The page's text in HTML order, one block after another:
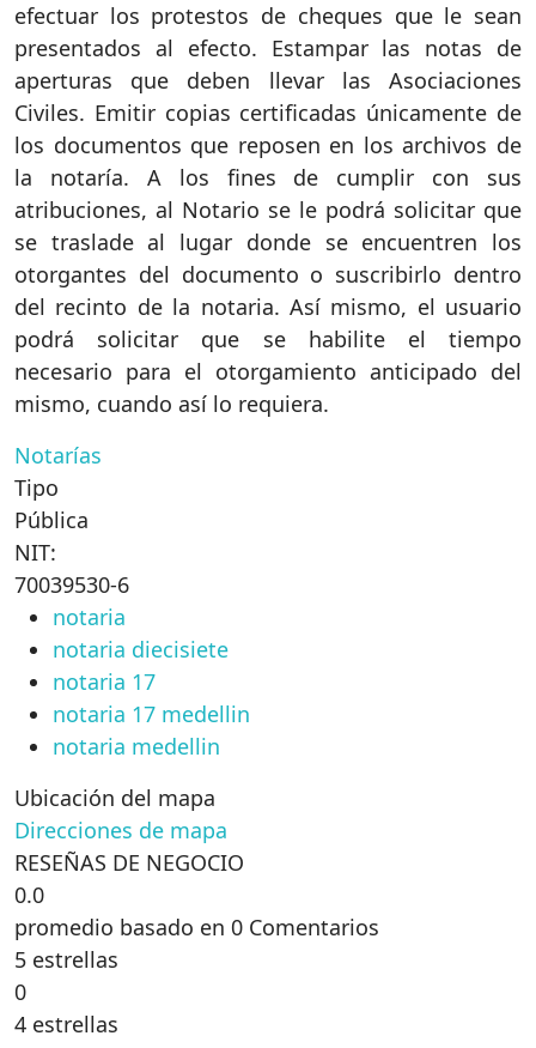
efectuar los protestos de cheques que le sean
presentados al efecto. Estampar las notas de
aperturas que deben llevar las Asociaciones
Civiles. Emitir copias certificadas únicamente de
los documentos que reposen en los archivos de
la notaría. A los fines de cumplir con sus
atribuciones, al Notario se le podrá solicitar que
se traslade al lugar donde se encuentren los
otorgantes del documento o suscribirlo dentro
del recinto de la notaria. Así mismo, el usuario
podrá solicitar que se habilite el tiempo
necesario para el otorgamiento anticipado del
mismo, cuando así lo requiera.
Notarías
Tipo
Pública
NIT:
70039530-6
notaria
notaria diecisiete
notaria 17
notaria 17 medellin
notaria medellin
Ubicación del mapa
Direcciones de mapa
RESEÑAS DE NEGOCIO
0.0
promedio basado en 0 Comentarios
5 estrellas
0
4 estrellas